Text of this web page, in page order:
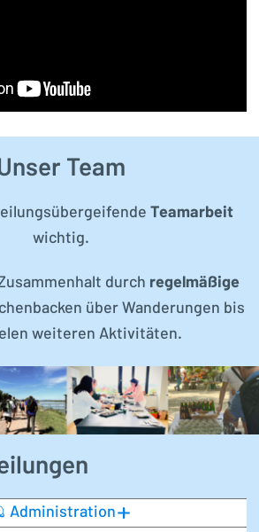
Team
Teamarbeit
wichtig.
durch regelmäßige
über Wanderungen bis
weiteren Aktivitäten.
Administration